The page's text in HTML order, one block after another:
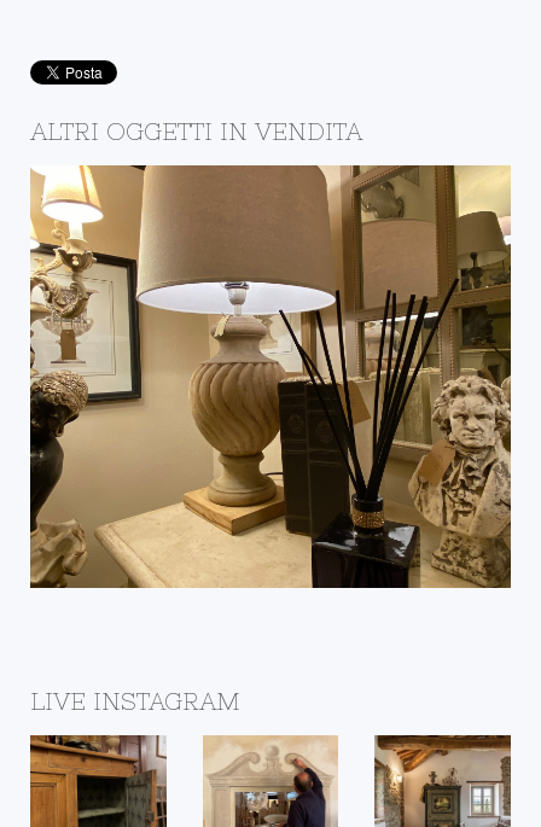
ALTRI OGGETTI IN VENDITA
IL NEGOZIO DELLA
BOTTEGA
DETTAGLI
LIVE INSTAGRAM